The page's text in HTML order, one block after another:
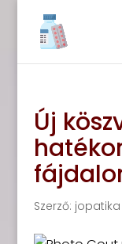
Új
Szerző: jopatika